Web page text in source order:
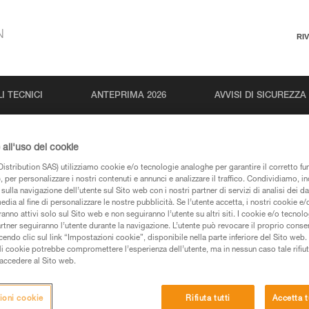
TECNICI ANTEPRIMA 2026 AVVISI DI SICUREZZA
prodotti e tecniche, le troverete qui.
all'uso dei cookie
SAS) utilizziamo cookie e/o tecnologie analoghe per garantire il corretto
per personalizzare i nostri contenuti e annunci e analizzare il traffico. Condividiamo,
navigazione dell’utente sul Sito web con i nostri partner di servizi di analisi dei
al fine di personalizzare le nostre pubblicità. Se l’utente accetta, i nostri cookie
attivi solo sul Sito web e non seguiranno l’utente su altri siti. I cookie e/o
seguiranno l’utente durante la navigazione. L’utente può revocare il proprio
clic sul link “Impostazioni cookie”, disponibile nella parte inferiore del Sito
cookie potrebbe compromettere l’esperienza dell’utente, ma in nessun caso tale
al Sito web.
Rifiuta tutti Accetta
cookie